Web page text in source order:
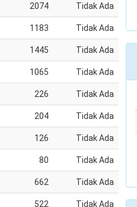
2074 Tidak Ada
1183 Tidak Ada
1445 Tidak Ada
1065 Tidak Ada
226 Tidak Ada
204 Tidak Ada
126 Tidak Ada
80 Tidak Ada
662 Tidak Ada
522 Tidak Ada